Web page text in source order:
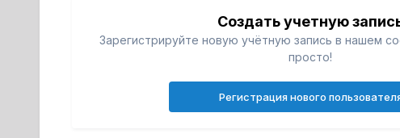
Создать учетную
Зарегистрируйте новую учётную запись в нашем
просто!
Регистрация нового